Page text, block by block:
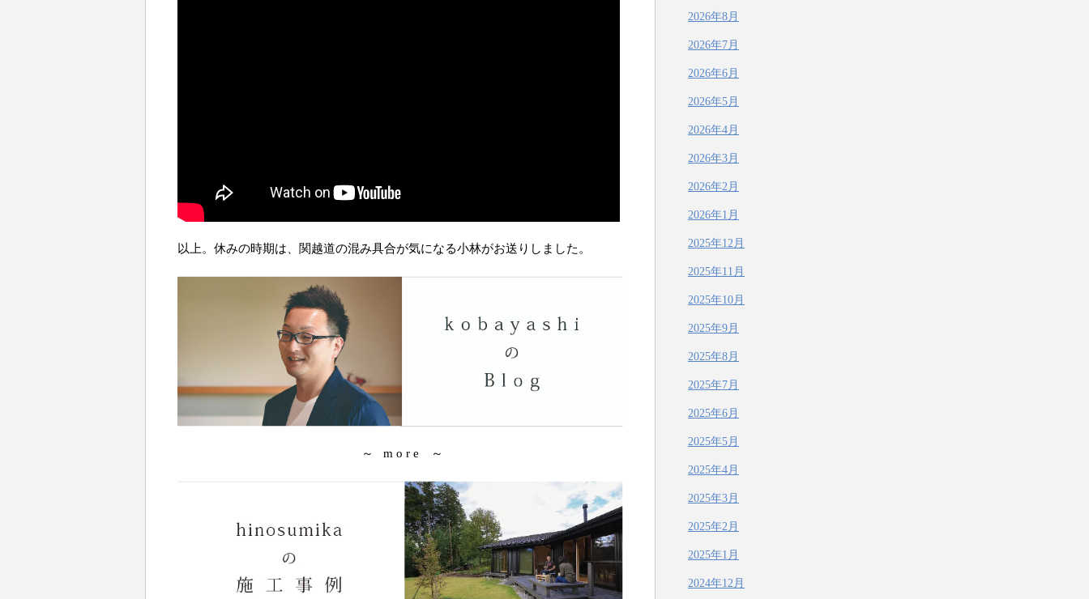
以上。休みの時期は、関越道の混み具合が気になる小林がお送りしました。
～ m o r e ～
2026年8月
2026年7月
2026年6月
2026年5月
2026年4月
2026年3月
2026年2月
2026年1月
2025年12月
2025年11月
2025年10月
2025年9月
2025年8月
2025年7月
2025年6月
2025年5月
2025年4月
2025年3月
2025年2月
2025年1月
2024年12月